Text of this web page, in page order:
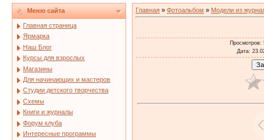
Меню сайта
Главная страница
Ярмарка
Наш Блог
Курсы для взрослых
Магазины
Для начинающих и мастеров
Студии детского творчества
Схемы
Книги и журналы
Форум клуба
Интересные программы
Главная » Фотоальбом » Модели из
Просмотров:
Дата: